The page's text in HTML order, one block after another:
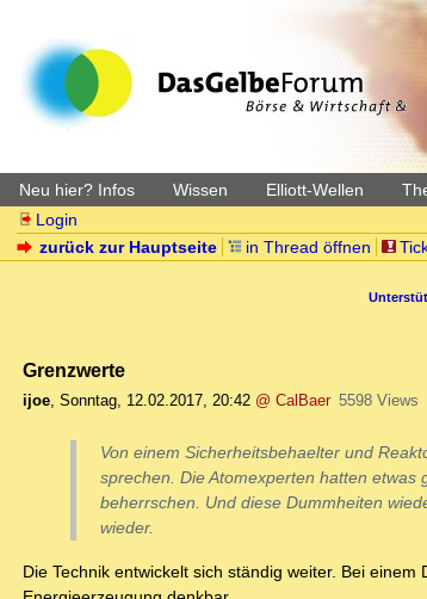
Neu hier? Infos Wissen Elliott-Wellen
Login
zurück zur Hauptseite
in Thread öffnen
Grenzwerte
ijoe, Sonntag, 12.02.2017, 20:42 @ CalBaer 5598 Views
Von einem Sicherheitsbehaelter und
sprechen. Die Atomexperten hatten etwas
beherrschen. Und diese Dummheiten
wieder.
Die Technik entwickelt sich ständig weiter. Bei